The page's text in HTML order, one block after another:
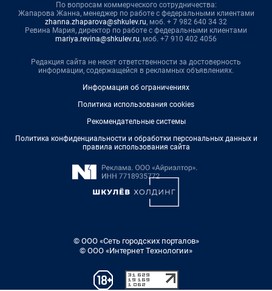
По вопросам коммерческого сотрудничества:
Жапарова Жанна, менеджер по работе с федеральными клиентами
zhanna.zhaparova@shkulev.ru, моб. + 7 982 640 34 32
Ревина Мария, директор по работе с федеральными клиентами
mariya.revina@shkulev.ru, моб. +7 910 402 4056
Редакция сайта не несет ответственности за достоверность
информации, содержащейся в рекламных объявлениях.
Информация об ограничениях
Политика использования cookies
Рекомендательные системы
Политика конфиденциальности и обработки персональных данных и
правила использования сайта
© ООО «Сеть городских порталов»
© ООО «Интернет Технологии»